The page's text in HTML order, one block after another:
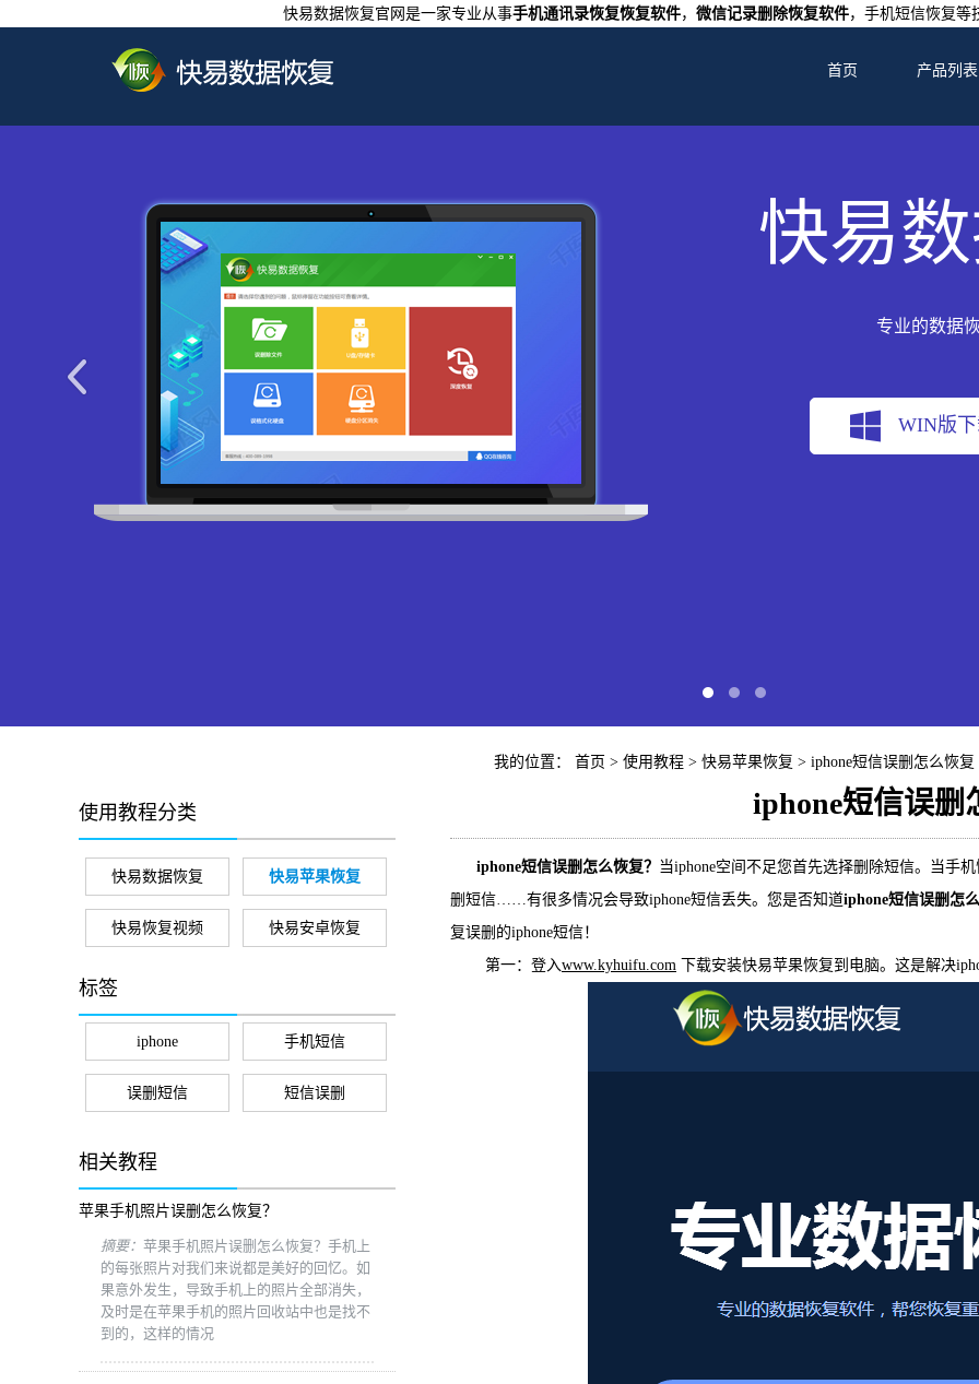
快易数据恢复官网是一家专业从事手机通讯录恢复恢复软件， 微信记录删除恢复软件，手机短信恢复等
首页 产品列表
快易
专业的数据
WIN版
快易
WIN版下
我的位置： 首页 > 使用教程 > 快易苹果恢复 > iphone短信误删怎么恢复
使用教程分类
快易数据恢复 快易苹果恢复
快易恢复视频 快易安卓恢复
标签
iphone 手机短信
误删短信 短信误删
相关教程
苹果手机照片误删怎么恢复？
摘要： 苹果手机照片误删怎么恢复？手机上
的每张照片对我们来说都是美好的回忆。如
果意外发生，导致手机上的照片全部消失，
及时是在苹果手机的照片回收站中也是找不
到的，这样的情况
iphone短信误删
iphone短信误删怎么恢复？ 当iphone空间不足您首先选择删除短信。当手
删短信……有很多情况会导致iphone短信丢失。您是否知道iphone短信误删怎
复误删的iphone短信！
第一：登入www.kyhuifu.com 下载安装快易苹果恢复到电脑。这是解决